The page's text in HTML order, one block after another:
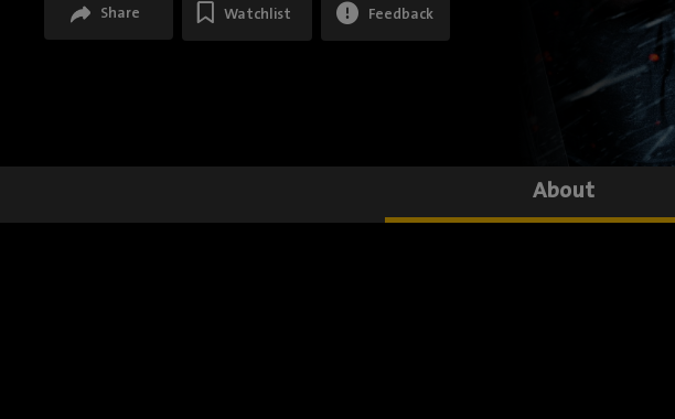
Share Watchlist Feedback
About